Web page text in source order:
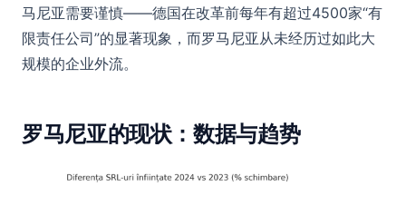
马尼亚需要谨慎——德国在改革前每年有超过4500家“有
限责任公司”的显著现象，而罗马尼亚从未经历过如此大
规模的企业外流。
罗马尼亚的现状：数据与趋势